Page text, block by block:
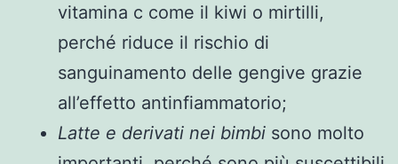
vitamina c come il kiwi o mirtilli,
perché riduce il rischio di
sanguinamento delle gengive grazie
all’effetto antinfiammatorio;
Latte e derivati nei bimbi sono molto